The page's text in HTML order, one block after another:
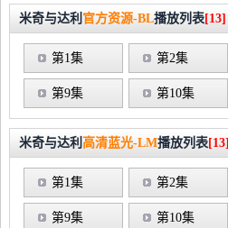
米奇与达利 官方资源-BL播放列表[13]
第1集 第2集
第9集 第10集
米奇与达利 高清蓝光-LM播放列表[13]
第1集 第2集
第9集 第10集